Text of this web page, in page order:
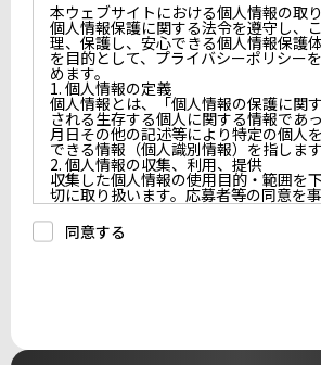
本ウェブサイトにおける個人情報の取
個人情報保護に関する法令を遵守し、
理、保護し、安心できる個人情報保護
を目的として、プライバシーポリシー
めます。
1. 個人情報の定義
個人情報とは、「個人情報の保護に関
される生存する個人に関する情報であ
月日その他の記述等により特定の個人
できる情報（個人識別情報）を指します
2. 個人情報の収集、利用、提供
収集した個人情報の使用目的・範囲を
切に取り扱います。応募者等の同意を
又は法令により許された場合を除き、
に提供しません。
a.応募者等からのお問い合わせに対応・
な期間、妥当な範囲内でこれに応じま
同意する